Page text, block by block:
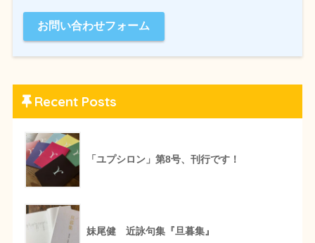
お問い合わせフォーム
Recent Posts
「ユプシロン」第8号、刊行です！
妹尾健 近詠句集『旦暮集』